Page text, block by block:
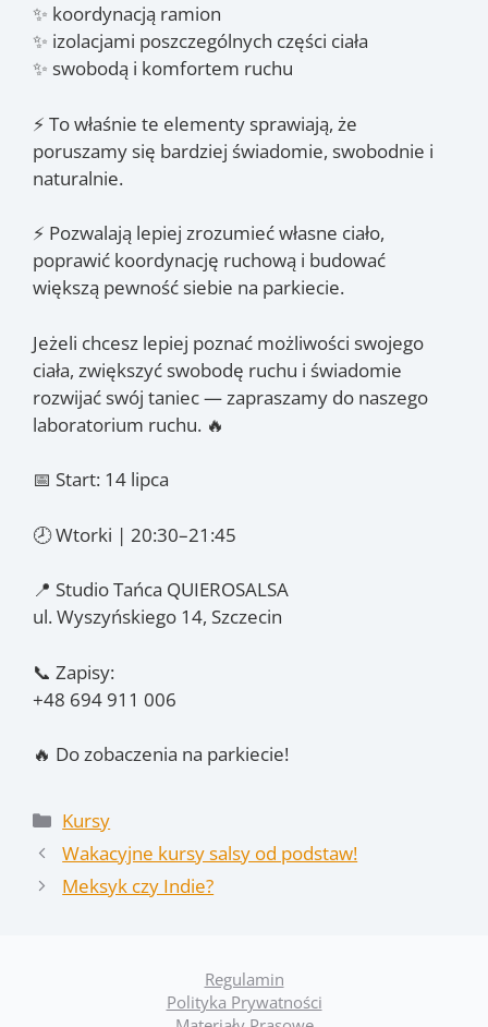
✨ koordynacją ramion
✨ izolacjami poszczególnych części ciała
✨ swobodą i komfortem ruchu
⚡ To właśnie te elementy sprawiają, że
poruszamy się bardziej świadomie, swobodnie i
naturalnie.
⚡ Pozwalają lepiej zrozumieć własne ciało,
poprawić koordynację ruchową i budować
większą pewność siebie na parkiecie.
Jeżeli chcesz lepiej poznać możliwości swojego
ciała, zwiększyć swobodę ruchu i świadomie
rozwijać swój taniec — zapraszamy do naszego
laboratorium ruchu. 🔥
📅 Start: 14 lipca
🕗 Wtorki | 20:30–21:45
📍 Studio Tańca QUIEROSALSA
ul. Wyszyńskiego 14, Szczecin
📞 Zapisy:
+48 694 911 006
🔥 Do zobaczenia na parkiecie!
Kategorie
Kursy
Wakacyjne kursy salsy od podstaw!
Meksyk czy Indie?
Regulamin
Polityka Prywatności